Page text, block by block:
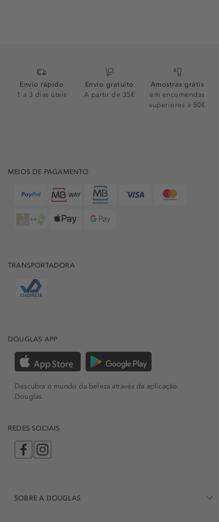
Envio rápido
1 a 3 dias úteis
Envio gratuito
A partir de 35€
Amostras grátis
em encomendas
superiores a 50€
MEIOS DE PAGAMENTO
TRANSPORTADORA
DOUGLAS APP
Descubra o mundo da beleza através da aplicação
Douglas.
REDES SOCIAIS
SOBRE A DOUGLAS